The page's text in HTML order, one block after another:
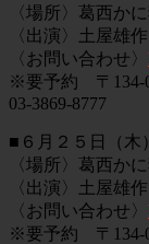
〈場所〉葛西か
〈出演〉土屋雄
〈お問い合わせ〉
※要予約 〒134-
03-3869-8777
■６月２５日（木）
〈場所〉葛西か
〈出演〉土屋雄
〈お問い合わせ〉
※要予約 〒134-